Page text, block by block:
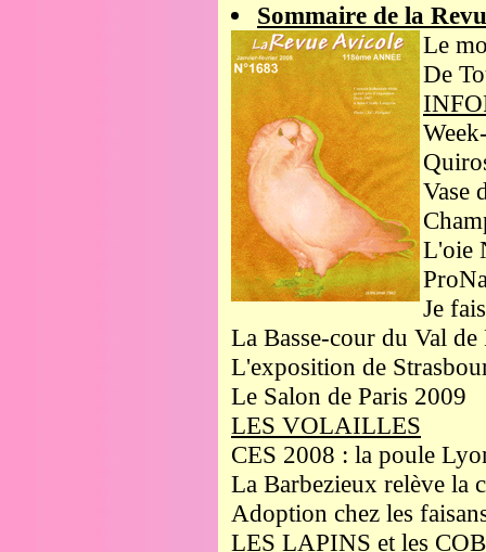
Sommaire de la
Le
De
Vase
L'oie
Je
La Basse-cour du Val
L'exposition de
Le Salon de Paris 2009
LES VOLAILLES
CES 2008 : la poule
La Barbezieux relève la
Adoption chez les
LES LAPINS et les